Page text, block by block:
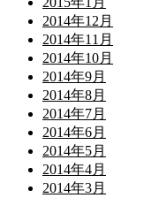
2014年12月
2014年11月
2014年10月
2014年9月
2014年8月
2014年7月
2014年6月
2014年5月
2014年4月
2014年3月